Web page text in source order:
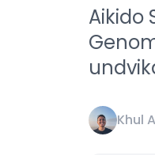
Aikido
Khul